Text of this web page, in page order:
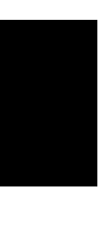
frenética.
secretos de una
¿Quieres